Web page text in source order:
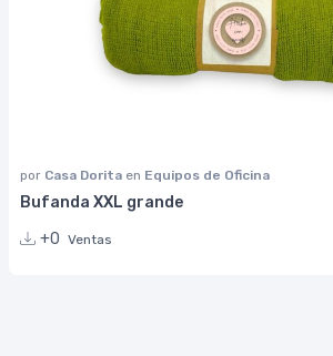
por Casa Dorita en Equipos de Oficina
Bufanda XXL grande
+0 Ventas